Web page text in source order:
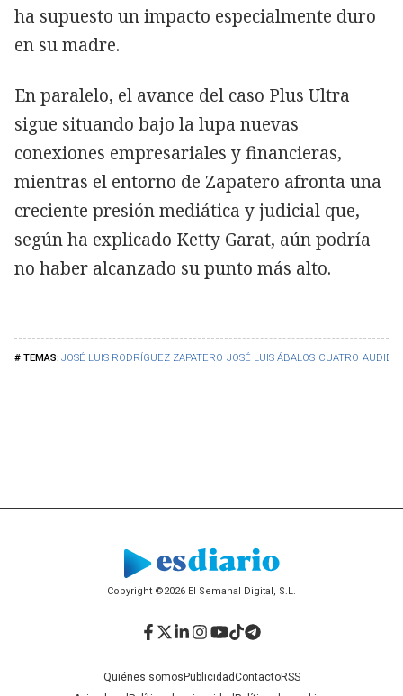
JOSÉ LUIS RODRÍGUEZ ZAPATERO JOSÉ LUIS ÁBALOS CUATRO
ha supuesto un impacto especialmente duro
en su madre.
En paralelo, el avance del caso Plus Ultra
sigue situando bajo la lupa nuevas
conexiones empresariales y financieras,
mientras el entorno de Zapatero afronta una
creciente presión mediática y judicial que,
según ha explicado Ketty Garat, aún podría
no haber alcanzado su punto más alto.
Copyright ©2026 El Semanal Digital, S.L.
Quiénes somos PublicidadContactoRSS
Facebook
Twitter
LinkedIn
Instagram
YouTube
TikTok
Telegram